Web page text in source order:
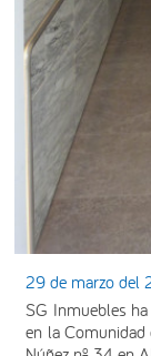
29 de marzo del
SG Inmuebles
en la Comunidad